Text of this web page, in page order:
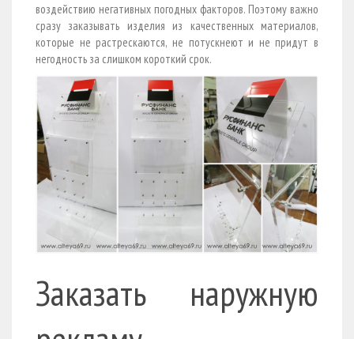
воздействию негативных погодных факторов. Поэтому важно
сразу заказывать изделия из качественных материалов,
которые не растрескаются, не потускнеют и не придут в
негодность за слишком короткий срок.
Заказать наружную